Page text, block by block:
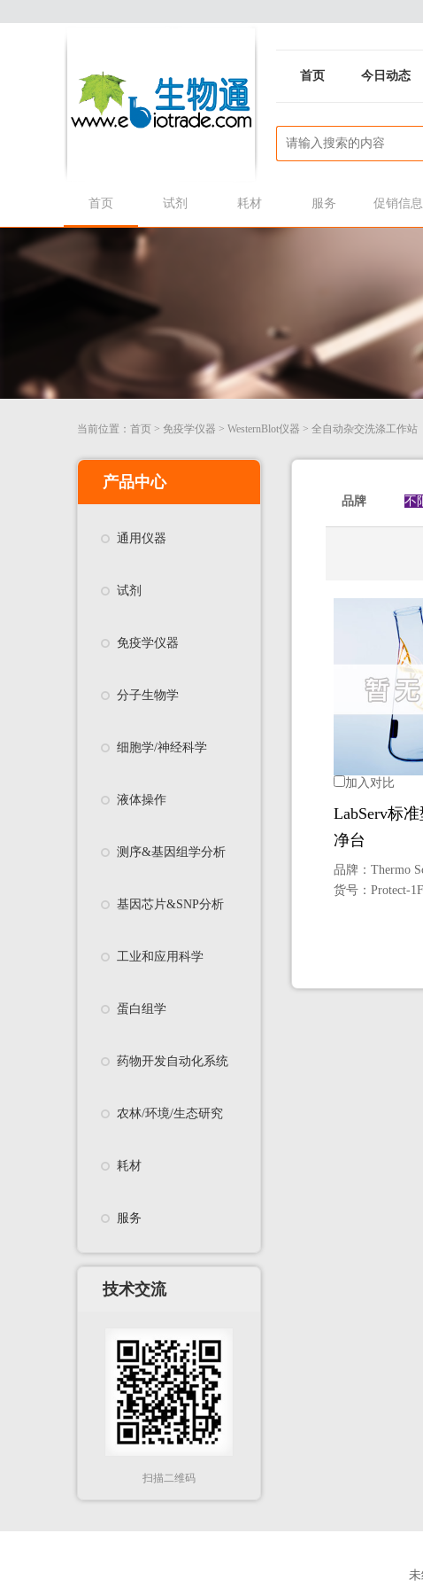
首页 今日动态
首页 试剂 耗材 服务 促销信息
当前位置： 首页 > 免疫学仪器 > WesternBlot仪器 > 全自动杂交洗涤工作站
产品中心
通用仪器
试剂
免疫学仪器
分子生物学
细胞学/神经科学
液体操作
测序&基因组学分析
基因芯片&SNP分析
工业和应用科学
蛋白组学
药物开发自动化系统
农林/环境/生态研究
耗材
服务
技术交流
扫描二维码
品牌 不
加入对比
LabServ标
净台
品牌： Thermo
货号： Protect-